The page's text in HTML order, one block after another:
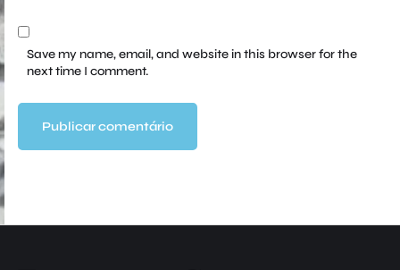
Save my name, email, and website in this browser for the
next time I comment.